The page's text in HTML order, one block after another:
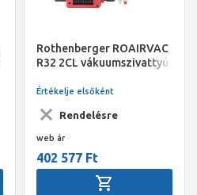
Rothenberger ROAIRVAC
R32 2CL vákuumszivattyú
vödörben
Rendelésre
Értékelje elsőként
web ár
402 577 Ft